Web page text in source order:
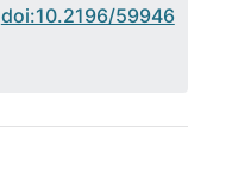
doi:10.2196/59946